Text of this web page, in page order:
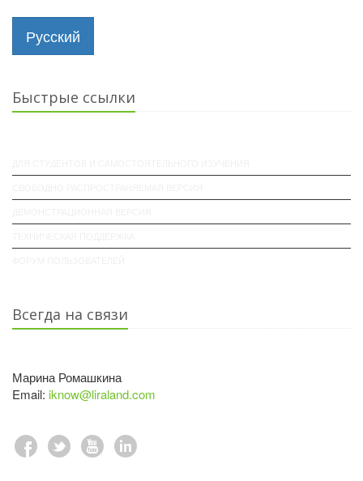
Русский
Быстрые ссылки
Всегда на связи
Марина Ромашкина
Email: iknow@liraland.com